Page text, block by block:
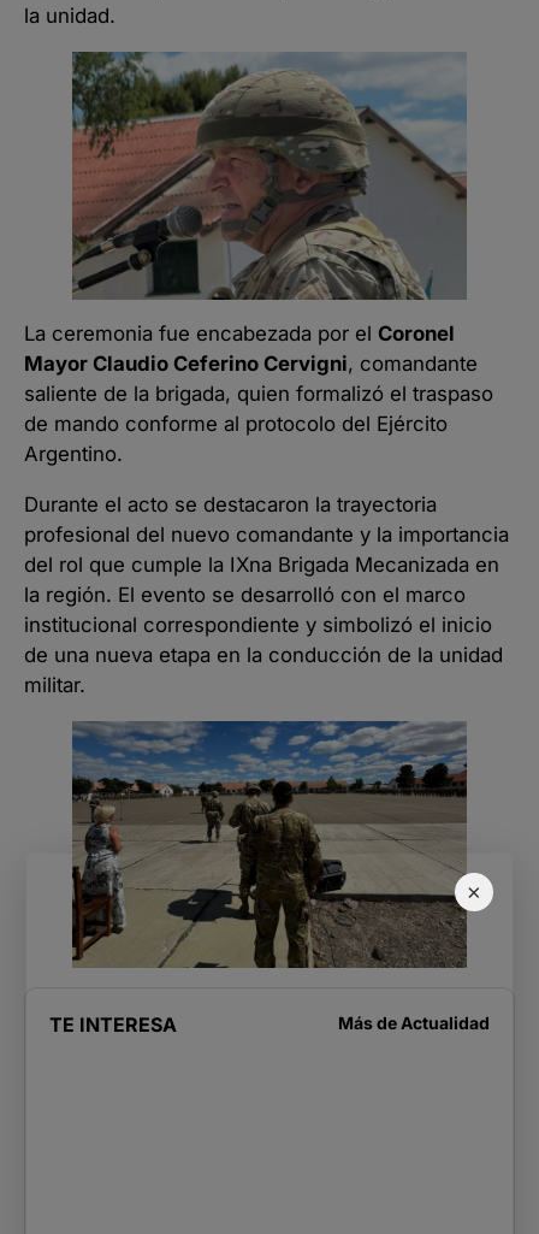
×
la unidad.
La ceremonia fue encabezada por el Coronel
Mayor Claudio Ceferino Cervigni, comandante
saliente de la brigada, quien formalizó el traspaso
de mando conforme al protocolo del Ejército
Argentino.
Durante el acto se destacaron la trayectoria
profesional del nuevo comandante y la importancia
del rol que cumple la IXna Brigada Mecanizada en
la región. El evento se desarrolló con el marco
institucional correspondiente y simbolizó el inicio
de una nueva etapa en la conducción de la unidad
militar.
TE INTERESA Más deActualidad